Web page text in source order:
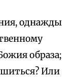
однажды
образа;
Или